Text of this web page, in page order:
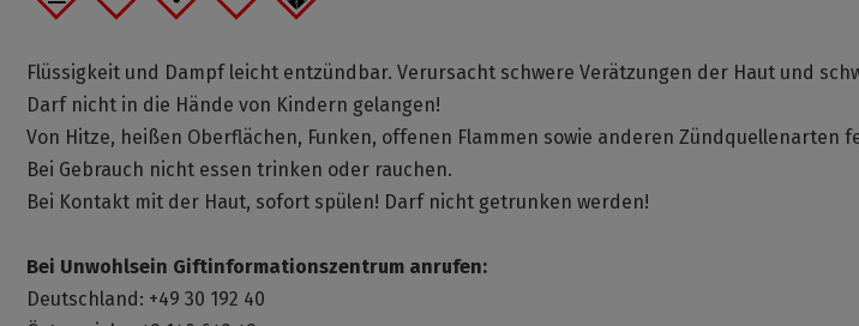
Flüssigkeit und Dampf leicht entzündbar. Verursacht schwere Verätzungen der Haut und
Darf nicht in die Hände von Kindern gelangen!
Von Hitze, heißen Oberflächen, Funken, offenen Flammen sowie anderen Zündquellenarten
Bei Gebrauch nicht essen trinken oder rauchen.
Bei Kontakt mit der Haut, sofort spülen! Darf nicht getrunken werden!
Bei Unwohlsein Giftinformationszentrum anrufen:
Deutschland: +49 30 192 40